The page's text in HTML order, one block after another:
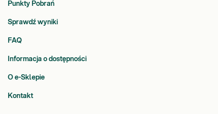
Punkty Pobrań
Sprawdź wyniki
FAQ
Informacja o dostępności
O e-Sklepie
Kontakt